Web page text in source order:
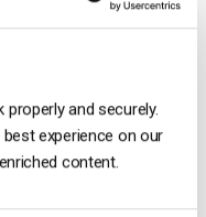
and securely.
experience on our
content.
nombre illimité de
votre contenu
de